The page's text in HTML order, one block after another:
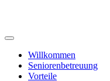
Willkommen
Seniorenbetreuung
Vorteile